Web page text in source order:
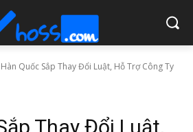
Hàn Quốc Sắp Thay Đổi Luật, Hỗ Trợ Công Ty
Thay Đổi Luật,